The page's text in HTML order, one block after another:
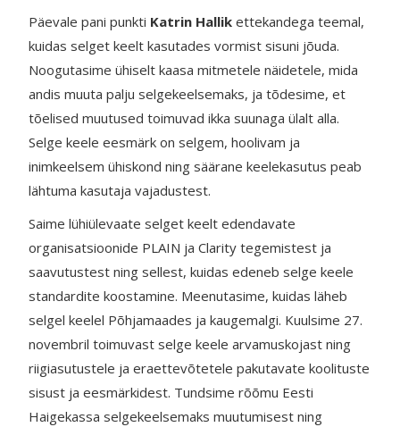
Päevale pani punkti Katrin Hallik ettekandega teemal,
kuidas selget keelt kasutades vormist sisuni jõuda.
Noogutasime ühiselt kaasa mitmetele näidetele, mida
andis muuta palju selgekeelsemaks, ja tõdesime, et
tõelised muutused toimuvad ikka suunaga ülalt alla.
Selge keele eesmärk on selgem, hoolivam ja
inimkeelsem ühiskond ning säärane keelekasutus peab
lähtuma kasutaja vajadustest.
Saime lühiülevaate selget keelt edendavate
organisatsioonide PLAIN ja Clarity tegemistest ja
saavutustest ning sellest, kuidas edeneb selge keele
standardite koostamine. Meenutasime, kuidas läheb
selgel keelel Põhjamaades ja kaugemalgi. Kuulsime 27.
novembril toimuvast selge keele arvamuskojast ning
riigiasutustele ja eraettevõtetele pakutavate koolituste
sisust ja eesmärkidest. Tundsime rõõmu Eesti
Haigekassa selgekeelsemaks muutumisest ning